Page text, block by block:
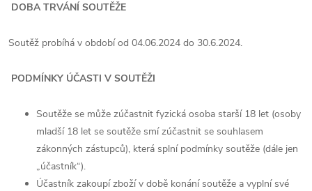
DOBA TRVÁNÍ SOUTĚŽE
Soutěž probíhá v období od 04.06.2024 do 30.6.2024.
PODMÍNKY ÚČASTI V SOUTĚŽI
Soutěže se může zúčastnit fyzická osoba starší 18 let (osoby
mladší 18 let se soutěže smí zúčastnit se souhlasem
zákonných zástupců), která splní podmínky soutěže (dále jen
„účastník“).
Účastník zakoupí zboží v době konání soutěže a vyplní své